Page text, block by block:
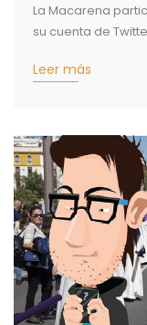
La Macarena
su cuenta de
Leer más